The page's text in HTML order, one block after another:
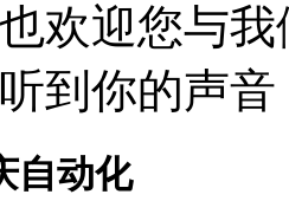
欢迎您与
到你的声音
自动化